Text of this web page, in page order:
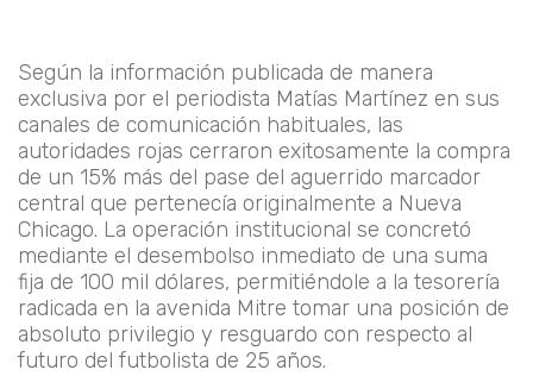
Según la información publicada de manera
exclusiva por el periodista Matías Martínez en sus
canales de comunicación habituales, las
autoridades rojas cerraron exitosamente la compra
de un 15% más del pase del aguerrido marcador
central que pertenecía originalmente a Nueva
Chicago. La operación institucional se concretó
mediante el desembolso inmediato de una suma
fija de 100 mil dólares, permitiéndole a la tesorería
radicada en la avenida Mitre tomar una posición de
absoluto privilegio y resguardo con respecto al
futuro del futbolista de 25 años.